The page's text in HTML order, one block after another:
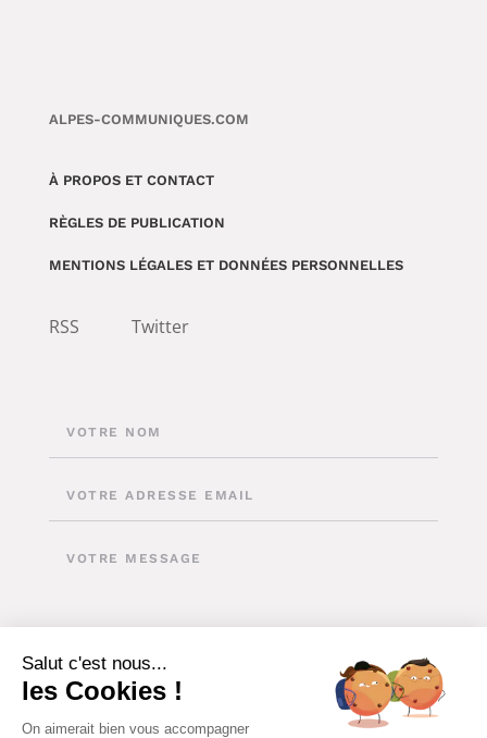
ALPES-COMMUNIQUES.COM
À PROPOS ET CONTACT
RÈGLES DE PUBLICATION
MENTIONS LÉGALES ET DONNÉES PERSONNELLES
RSS Twitter
Salut c'est nous...
les Cookies !
On aimerait bien vous accompagner